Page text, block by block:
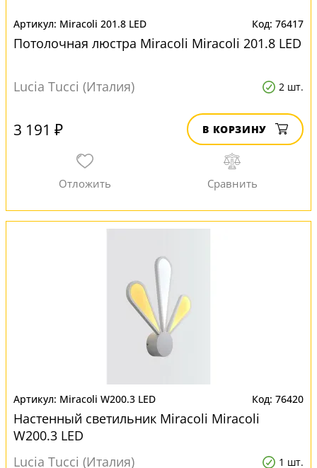
Miracoli 201.8 LED 76417
Потолочная люстра Miracoli Miracoli 201.8 LED
Lucia Tucci (Италия) 2 шт.
3 191 ₽ В КОРЗИНУ
Miracoli W200.3 LED 76420
Настенный светильник Miracoli Miracoli
W200.3 LED
Lucia Tucci (Италия)
1 шт.